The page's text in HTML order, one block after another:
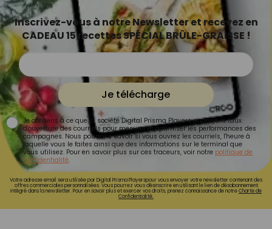
Inscrivez-vous à notre Newsletter et recevez en
CADEAU 15 recettes SPÉCIAL BRÛLE-GRAISSE !
Je télécharge
Je consens à ce que la société Digital Prisma Players analyse le taux
d'ouverture des courriels pour mesurer et optimiser les performances des
campagnes. Nous pourrons savoir si vous ouvrez les courriels, l'heure à
laquelle vous le faites ainsi que des informations sur le terminal que
vous utilisez. Pour en savoir plus sur ces traceurs, voir notre politique de
confidentialité.
Votre adresse email sera utilisée par Digital Prisma Playerspour vous envoyer votre newsletter contenant des
offres commerciales personnalisées. Vous pourrez vous désinscrire en utilisant le lien de désabonnement
intégré dans la newsletter. Pour en savoir plus et exercer vos droits, prenez connaissance de notreCharte de
Confidentialité.